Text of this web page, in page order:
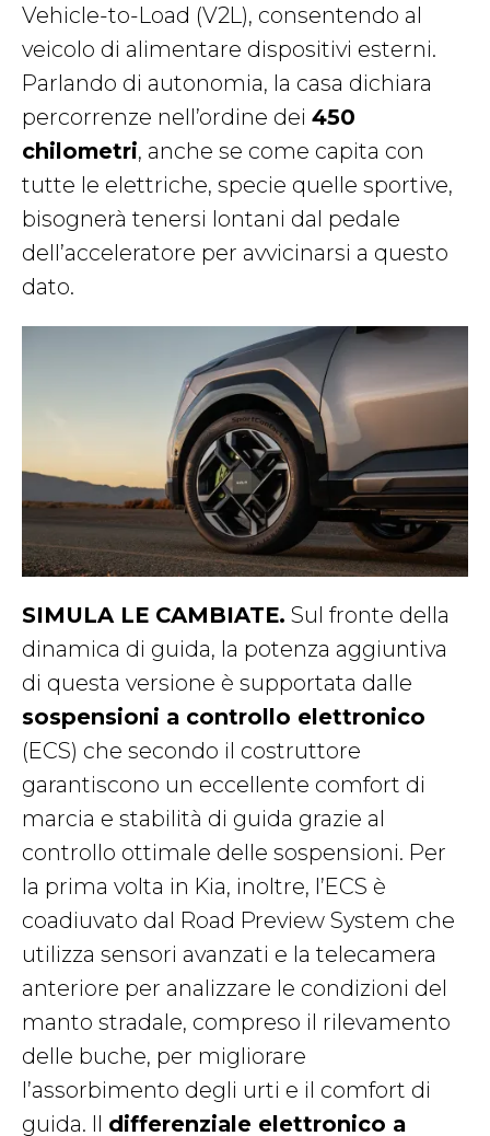
Vehicle-to-Load (V2L), consentendo al
veicolo di alimentare dispositivi esterni.
Parlando di autonomia, la casa dichiara
percorrenze nell’ordine dei 450
chilometri, anche se come capita con
tutte le elettriche, specie quelle sportive,
bisognerà tenersi lontani dal pedale
dell’acceleratore per avvicinarsi a questo
dato.
SIMULA LE CAMBIATE. Sul fronte della
dinamica di guida, la potenza aggiuntiva
di questa versione è supportata dalle
sospensioni a controllo elettronico
(ECS) che secondo il costruttore
garantiscono un eccellente comfort di
marcia e stabilità di guida grazie al
controllo ottimale delle sospensioni. Per
la prima volta in Kia, inoltre, l’ECS è
coadiuvato dal Road Preview System che
utilizza sensori avanzati e la telecamera
anteriore per analizzare le condizioni del
manto stradale, compreso il rilevamento
delle buche, per migliorare
l’assorbimento degli urti e il comfort di
guida. Il differenziale elettronico a